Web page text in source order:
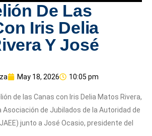
De Las
Iris Delia
Y José
May 18, 2026 10:05 pm
de las Canas con Iris Delia Matos Rivera,
de Jubilados de la Autoridad de
junto a José Ocasio, presidente del